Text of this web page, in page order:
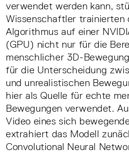
verwendet werden kann,
Wissenschaftler trainierten
Algorithmus auf einer
(GPU) nicht nur für die
menschlicher 3D-
für die Unterscheidung
und unrealistischen
hier als Quelle für echte
Bewegungen verwendet.
Video eines sich
extrahiert das Modell
Convolutional Neural